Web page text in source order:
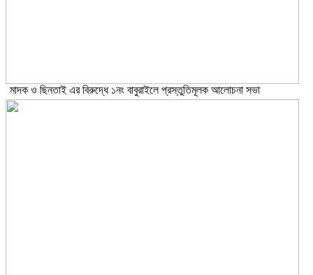
মাদক ও ছিনতাই এর বিরুদ্ধে ১নং বাবুরাইলে প্রস্তুতিমূলক আলোচনা সভা